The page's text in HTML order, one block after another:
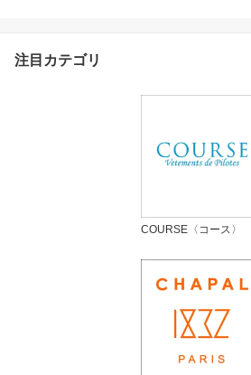
注目カテゴリ
COURSE〈コース〉